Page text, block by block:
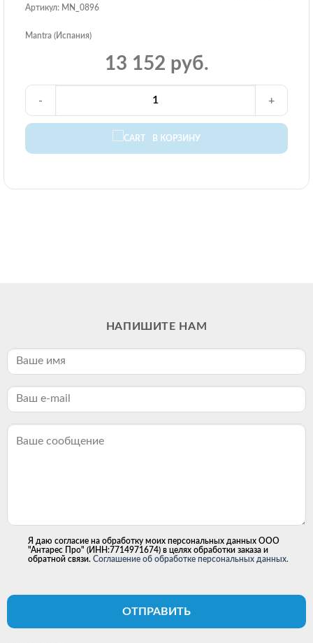
Артикул: MN_0896
Mantra (Испания)
13 152 руб.
В КОРЗИНУ
- +
НАПИШИТЕ НАМ
Я даю согласие на обработку моих персональных данных ООО
"Антарес Про" (ИНН:7714971674) в целях обработки заказа и
обратной связи. Соглашение об обработке персональных данных.
ОТПРАВИТЬ